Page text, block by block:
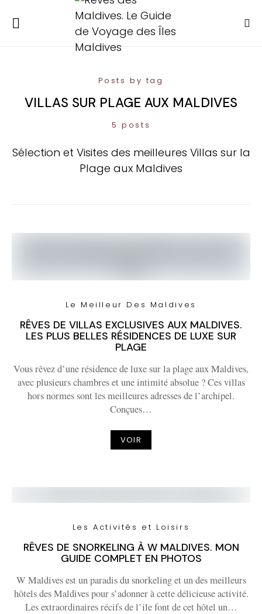
Posts by tag
VILLAS SUR PLAGE AUX MALDIVES
5 posts
Sélection et Visites des meilleures Villas sur la
Plage aux Maldives
Le Meilleur Des Maldives
RÊVES DE VILLAS EXCLUSIVES AUX MALDIVES.
LES PLUS BELLES RÉSIDENCES DE LUXE SUR
PLAGE
Vous rêvez d’une résidence de luxe sur la plage aux Maldives,
avec plusieurs chambres et une intimité absolue ? Ces villas
hors normes sont les meilleures adresses de l’archipel.
Conçues…
VOIR
Les Activités et Loisirs
RÊVES DE SNORKELING À W MALDIVES. MON
GUIDE COMPLET EN PHOTOS
W Maldives est un paradis du snorkeling et un des meilleurs
hôtels des Maldives pour s’adonner à cette délicieuse activité.
Les extraordinaires récifs de l’ile font de cet hôtel un…